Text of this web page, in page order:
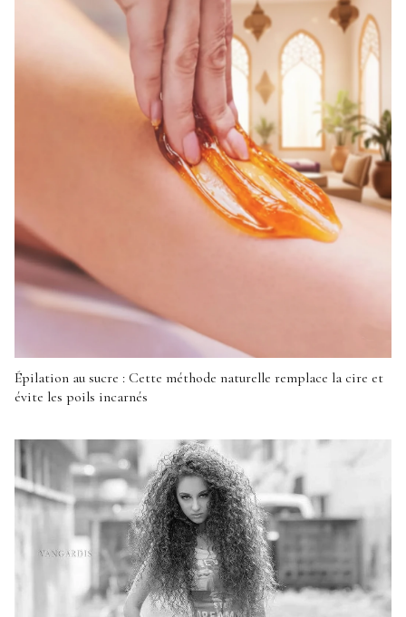
Épilation au sucre : Cette méthode naturelle remplace la cire et
évite les poils incarnés